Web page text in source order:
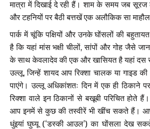
मात्रा में दिखाई दे रही हैं। शाम के समय जब
और टहनियों पर बैठी बत्तखें एक अलौकिक सा
पार्क में चूंकि पक्षियों और उनके घोंसलों की
है कि यहां मांस भक्षी चीलों, सांपों और गोह जैसे
के साथ केवलादेव की एक और खासियत है यहां दस
उल्लू, जिन्हें शायद आप रिक्शा चालक या गाइड
पाएंगे। उल्लू अधिकांशतः दिन में एक ही ठिकाने
रिक्शा वाले इन ठिकानों से बखूबी परिचित होते
आप इनमें से कुछ की तस्वीरें भी खींच सकते हैं।
धुंइयां घुघ्यू (‘डस्की आउल’) का घोंसला देख